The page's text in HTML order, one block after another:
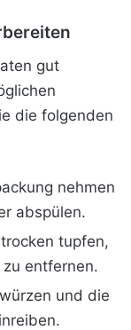
gut
die folgenden
nehmen
abspülen.
tupfen,
entfernen.
und die